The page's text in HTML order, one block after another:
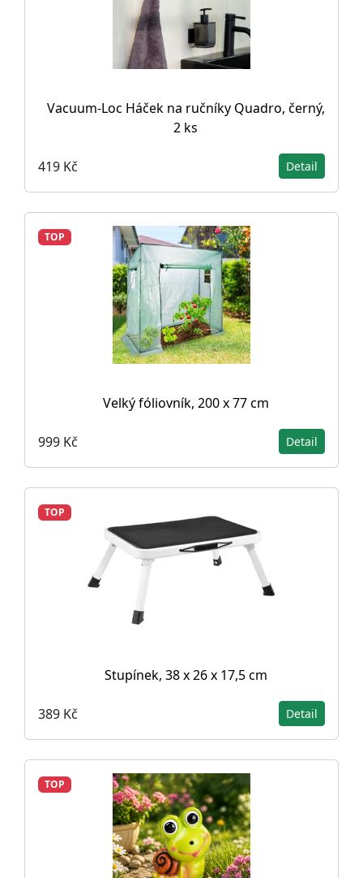
Vacuum-Loc Háček na ručníky Quadro, černý,
2 ks
419 Kč Detail
TOP
Velký fóliovník, 200 x 77 cm
999 Kč Detail
TOP
Stupínek, 38 x 26 x 17,5 cm
389 Kč Detail
TOP